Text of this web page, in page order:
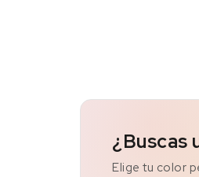
¿Buscas
Elige tu color